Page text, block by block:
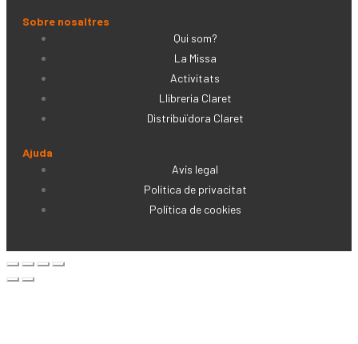
Sobre nosaltres
Qui som?
La Missa
Activitats
Llibreria Claret
Distribuïdora Claret
Ajuda
Avís legal
Política de privacitat
Política de cookies